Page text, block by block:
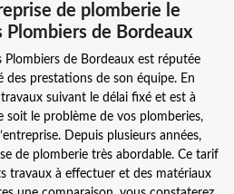
de plomberie le
Plombiers de Bordeaux
Plombiers de Bordeaux est réputée
prestations de son équipe. En
suivant le délai fixé et est à
soit le problème de vos plomberies,
Depuis plusieurs années,
de plomberie très abordable. Ce tarif
travaux à effectuer et des matériaux